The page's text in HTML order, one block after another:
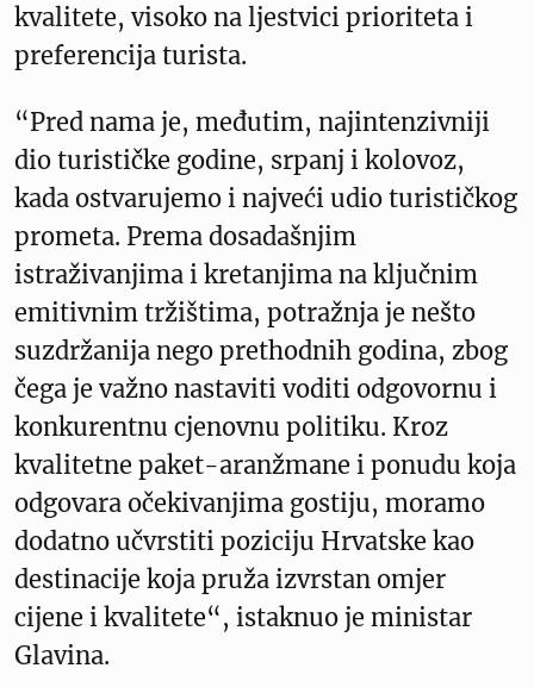
kvalitete, visoko na ljestvici prioriteta i
preferencija turista.
“Pred nama je, međutim, najintenzivniji
dio turističke godine, srpanj i kolovoz,
kada ostvarujemo i najveći udio turističkog
prometa. Prema dosadašnjim
istraživanjima i kretanjima na ključnim
emitivnim tržištima, potražnja je nešto
suzdržanija nego prethodnih godina, zbog
čega je važno nastaviti voditi odgovornu i
konkurentnu cjenovnu politiku. Kroz
kvalitetne paket-aranžmane i ponudu koja
odgovara očekivanjima gostiju, moramo
dodatno učvrstiti poziciju Hrvatske kao
destinacije koja pruža izvrstan omjer
cijene i kvalitete“, istaknuo je ministar
Glavina.